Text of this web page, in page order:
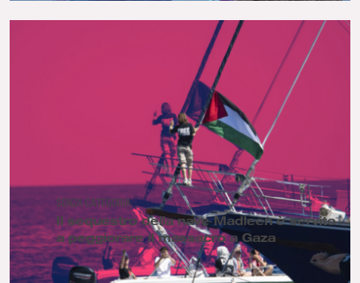
SENZA CATEGORIA
Il sequestro della nave Madleen è servito
a peggiorare il massacro a Gaza